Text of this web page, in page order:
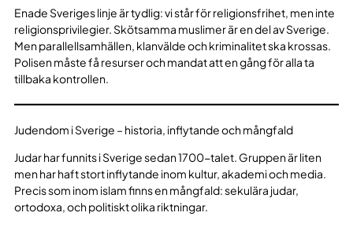
Enade Sveriges linje är tydlig: vi står för religionsfrihet, men inte
religionsprivilegier. Skötsamma muslimer är en del av Sverige.
Men parallellsamhällen, klanvälde och kriminalitet ska krossas.
Polisen måste få resurser och mandat att en gång för alla ta
tillbaka kontrollen.
Judendom i Sverige – historia, inflytande och mångfald
Judar har funnits i Sverige sedan 1700-talet. Gruppen är liten
men har haft stort inflytande inom kultur, akademi och media.
Precis som inom islam finns en mångfald: sekulära judar,
ortodoxa, och politiskt olika riktningar.